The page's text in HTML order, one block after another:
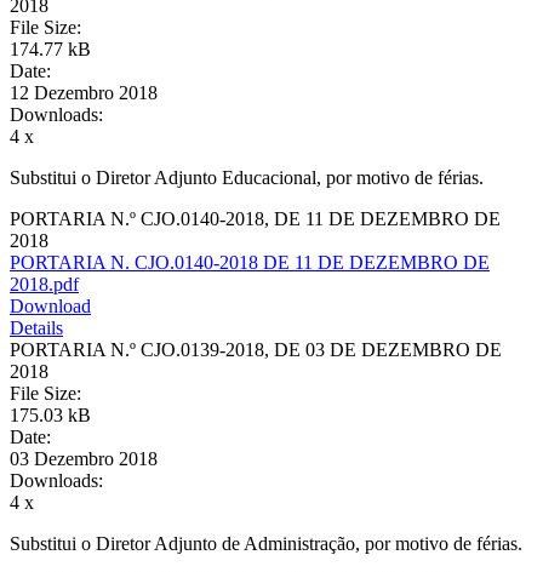
2018
File Size:
174.77 kB
Date:
12 Dezembro 2018
Downloads:
4 x
Substitui o Diretor Adjunto Educacional, por motivo de férias.
PORTARIA N.º CJO.0140-2018, DE 11 DE DEZEMBRO DE
2018
PORTARIA N. CJO.0140-2018 DE 11 DE DEZEMBRO DE
2018.pdf
Download
Details
PORTARIA N.º CJO.0139-2018, DE 03 DE DEZEMBRO DE
2018
File Size:
175.03 kB
Date:
03 Dezembro 2018
Downloads:
4 x
Substitui o Diretor Adjunto de Administração, por motivo de férias.